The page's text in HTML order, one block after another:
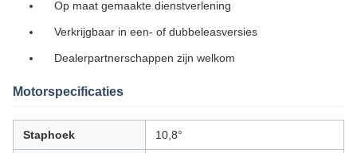
Op maat gemaakte dienstverlening
Verkrijgbaar in een- of dubbeleasversies
Dealerpartnerschappen zijn welkom
Motorspecificaties
Staphoek 10,8°